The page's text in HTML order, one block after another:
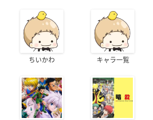
ちいかわ キャラ一覧